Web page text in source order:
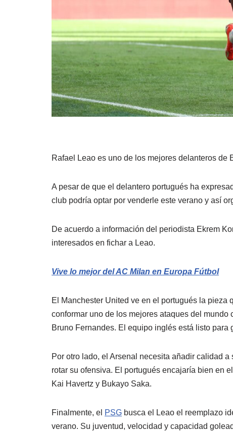
Rafael Leao es uno de los mejores delanteros
A pesar de que el delantero portugués ha
club podría optar por venderle este verano y así
De acuerdo a información del periodista Ekrem
interesados en fichar a Leao.
Vive lo mejor del AC Milan en Europa Fútbol
El Manchester United ve en el portugués la pieza
conformar uno de los mejores ataques del
Bruno Fernandes. El equipo inglés está listo
Por otro lado, el Arsenal necesita añadir calidad
rotar su ofensiva. El portugués encajaría bien en
Kai Havertz y Bukayo Saka.
Finalmente, el PSG busca el Leao el reemplazo
verano. Su juventud, velocidad y capacidad